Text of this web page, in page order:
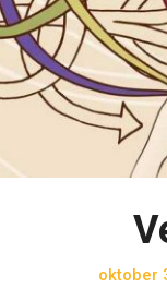
oktober